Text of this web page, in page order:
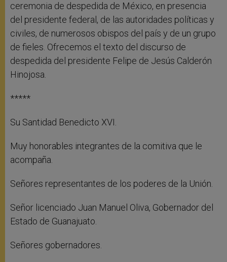
ceremonia de despedida de México, en presencia
del presidente federal, de las autoridades políticas y
civiles, de numerosos obispos del país y de un grupo
de fieles. Ofrecemos el texto del discurso de
despedida del presidente Felipe de Jesús Calderón
Hinojosa.
*****
Su Santidad Benedicto XVI.
Muy honorables integrantes de la comitiva que le
acompaña.
Señores representantes de los poderes de la Unión.
Señor licenciado Juan Manuel Oliva, Gobernador del
Estado de Guanajuato.
Señores gobernadores.